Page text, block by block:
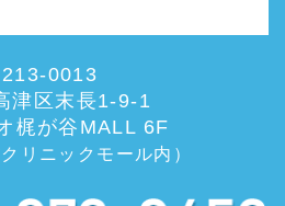
213-0013
津区末長1-9-1
梶が谷MALL 6F
リニックモール内）